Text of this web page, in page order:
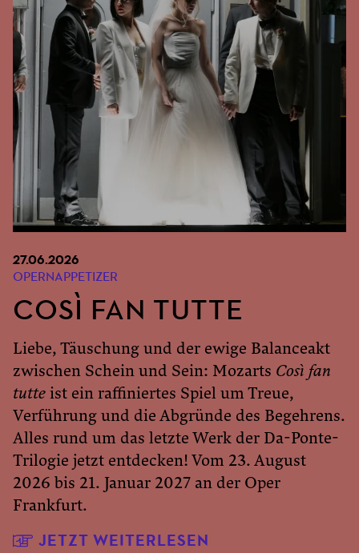
27.06.2026
OPERNAPPETIZER
COSÌ FAN TUTTE
Liebe, Täuschung und der ewige Balanceakt
zwischen Schein und Sein: Mozarts Così fan
tutte ist ein raffiniertes Spiel um Treue,
Verführung und die Abgründe des Begehrens.
Alles rund um das letzte Werk der Da-Ponte-
Trilogie jetzt entdecken! Vom 23. August
2026 bis 21. Januar 2027 an der Oper
Frankfurt.
JETZT WEITERLESEN